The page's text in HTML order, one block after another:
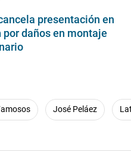
presentación en
daños en montaje
José Peláez